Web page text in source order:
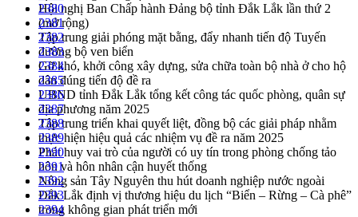
Hội nghị Ban Chấp hành Đảng bộ tỉnh Đắk Lắk lần thứ 2
(mở rộng)
Tập trung giải phóng mặt bằng, đẩy nhanh tiến độ Tuyến
đường bộ ven biển
Gỡ khó, khởi công xây dựng, sửa chữa toàn bộ nhà ở cho hộ
dân đúng tiến độ đề ra
UBND tỉnh Đắk Lắk tổng kết công tác quốc phòng, quân sự
địa phương năm 2025
Tập trung triển khai quyết liệt, đồng bộ các giải pháp nhằm
thực hiện hiệu quả các nhiệm vụ đề ra năm 2025
Phát huy vai trò của người có uy tín trong phòng chống tảo
hôn và hôn nhân cận huyết thống
Nông sản Tây Nguyên thu hút doanh nghiệp nước ngoài
Đắk Lắk định vị thương hiệu du lịch “Biển – Rừng – Cà phê”
trong không gian phát triển mới
2380
2381
2382
2383
2384
2385
2386
2387
2388
2389
2390
2391
2392
2393
2394